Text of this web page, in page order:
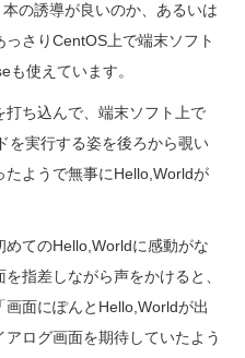
の誘導が良いのか、あるいは
さりCentOS上で端末ソフト
使えています。
ち込んで、端末ソフト上で
を実行する姿を後ろから覗い
たようで無事にHello,Worldが
めてのHello,Worldに感動がな
指差しながら声をかけると、
画面にぽんとHello,Worldが出
ログ画面を期待していたよう